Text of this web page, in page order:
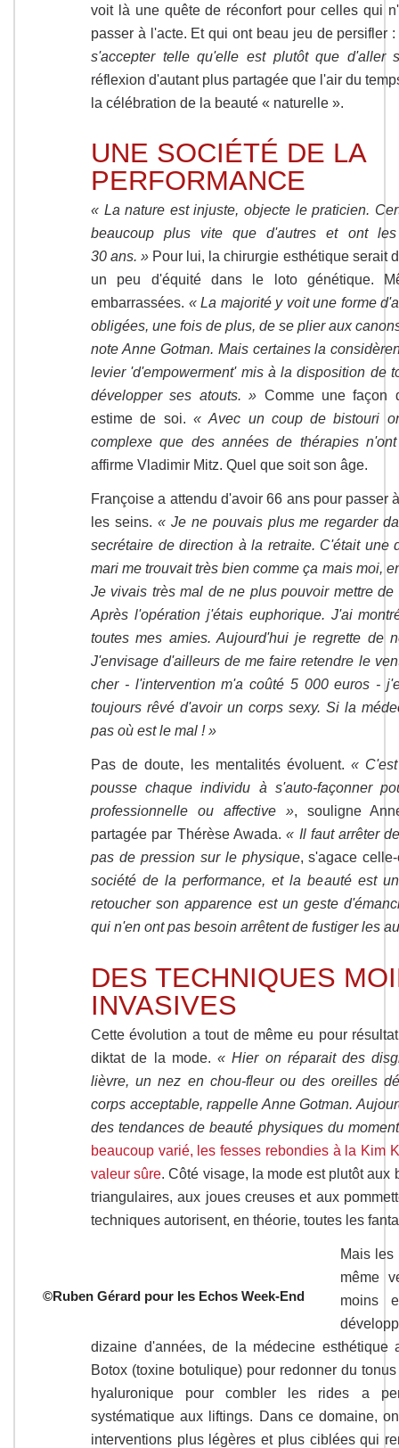
voit là une quête de réconfort pour celles qui
passer à l'acte. Et qui ont beau jeu de persifler :
s'accepter telle qu'elle est plutôt que d'aller
réflexion d'autant plus partagée que l'air du
la célébration de la beauté « naturelle ».
UNE SOCIÉTÉ DE LA
PERFORMANCE
« La nature est injuste, objecte le praticien.
beaucoup plus vite que d'autres et ont
30 ans. » Pour lui, la chirurgie esthétique serait
un peu d'équité dans le loto génétique.
embarrassées. « La majorité y voit une forme
obligées, une fois de plus, de se plier aux
note Anne Gotman. Mais certaines la
levier 'd'empowerment' mis à la disposition de
développer ses atouts. » Comme une façon
estime de soi. « Avec un coup de bistouri
complexe que des années de thérapies
affirme Vladimir Mitz. Quel que soit son âge.
Françoise a attendu d'avoir 66 ans pour passer
les seins. « Je ne pouvais plus me regarder
secrétaire de direction à la retraite. C'était une
mari me trouvait très bien comme ça mais moi,
Je vivais très mal de ne plus pouvoir mettre de
Après l'opération j'étais euphorique. J'ai
toutes mes amies. Aujourd'hui je regrette de
J'envisage d'ailleurs de me faire retendre le
cher - l'intervention m'a coûté 5 000 euros -
toujours rêvé d'avoir un corps sexy. Si la
pas où est le mal ! »
Pas de doute, les mentalités évoluent.«
pousse chaque individu à s'auto-façonner
professionnelle ou affective », souligne
partagée par Thérèse Awada.« Il faut arrêter
pas de pression sur le physique, s'agace
société de la performance, et la beauté est
retoucher son apparence est un geste
qui n'en ont pas besoin arrêtent de fustiger les
DES TECHNIQUES
INVASIVES
Cette évolution a tout de même eu pour
diktat de la mode. « Hier on réparait des
lièvre, un nez en chou-fleur ou des oreilles
corps acceptable, rappelle Anne Gotman.
des tendances de beauté physiques du
beaucoup varié, les fesses rebondies à la Kim
valeur sûre. Côté visage, la mode est plutôt aux
triangulaires, aux joues creuses et aux
techniques autorisent, en théorie, toutes les
©Ruben Gérard pour les Echos Week-End
Mais les
même
moins
dizaine d'années, de la médecine esthétique
Botox (toxine botulique) pour redonner du
hyaluronique pour combler les rides a
systématique aux liftings. Dans ce domaine,
interventions plus légères et plus ciblées qui